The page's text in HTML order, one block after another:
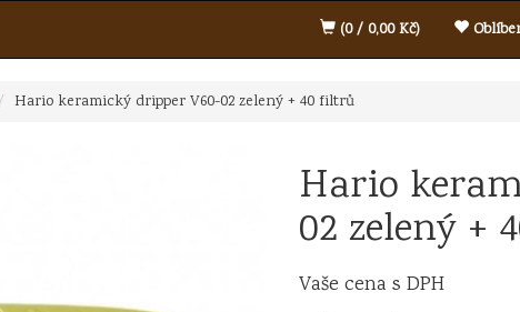
(0 / 0,00 Kč)
Hario keramický dripper V60-02 zelený + 40 filtrů
Hario
02 zelený +
Vaše cena s DPH